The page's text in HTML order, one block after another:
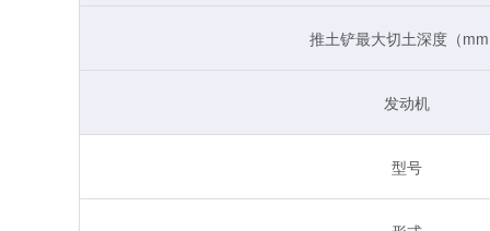
推土铲最大切土深度（mm
发动机
型号